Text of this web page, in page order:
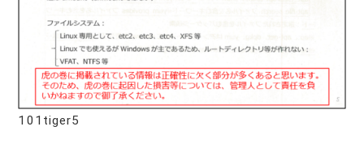
101tiger5